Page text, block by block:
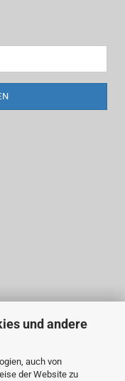
und andere
auch von
der Website zu